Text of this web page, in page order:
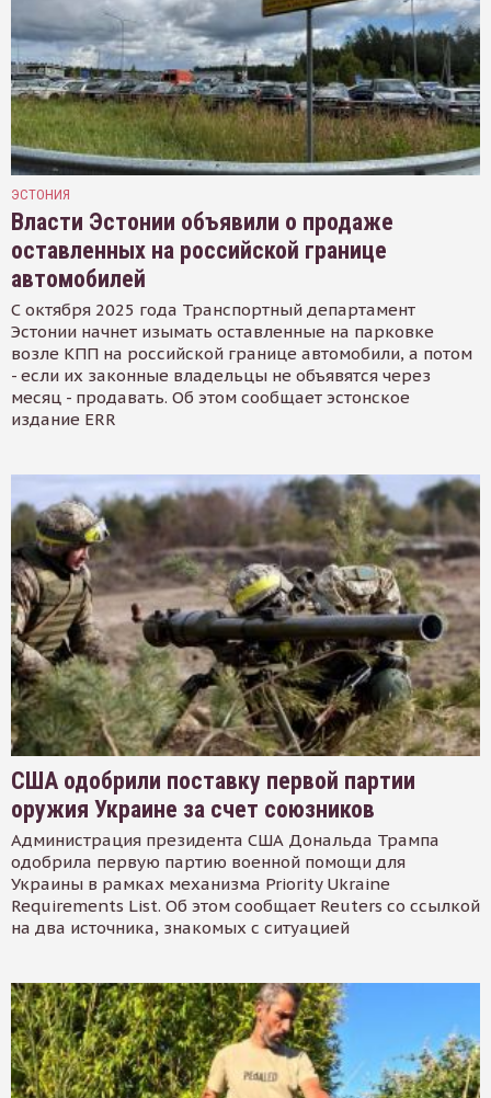
ЭСТОНИЯ
Власти Эстонии объявили о продаже
оставленных на российской границе
автомобилей
С октября 2025 года Транспортный департамент
Эстонии начнет изымать оставленные на парковке
возле КПП на российской границе автомобили, а потом
- если их законные владельцы не объявятся через
месяц - продавать. Об этом сообщает эстонское
издание ERR
США одобрили поставку первой партии
оружия Украине за счет союзников
Администрация президента США Дональда Трампа
одобрила первую партию военной помощи для
Украины в рамках механизма Priority Ukraine
Requirements List. Об этом сообщает Reuters со ссылкой
на два источника, знакомых с ситуацией